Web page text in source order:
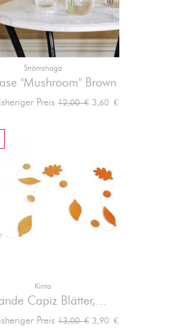
Strömshaga
"Mushroom" Brown
Preis Verkaufspreis
12,00 € Preis
3,60 €
Kinta
Capiz Blätter,...
Preis Verkaufspreis
13,00 € Preis
3,90 €